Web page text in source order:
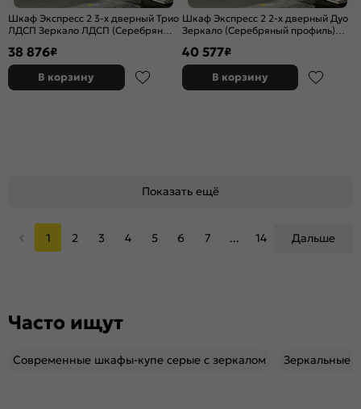
Шкаф Экспресс 2 3-х дверный Трио
ЛДСП Зеркало ЛДСП (Серебряный
1800x2200x450
38 876₽
В корзину
Шкаф Экспресс 2 2-х дверный Дуо
Зеркало (Серебряный профиль)
40 577₽
В корзину
Показать ещё
1 2 3 4 5 6 7 ... 14 Дальше
Часто ищут
Современные шкафы-купе серые с зеркалом Зеркальные